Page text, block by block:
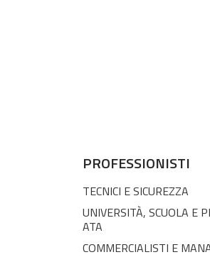
PROFESSIONISTI
TECNICI E SICUREZZA
UNIVERSITÀ, SCUOLA E
ATA
COMMERCIALISTI E